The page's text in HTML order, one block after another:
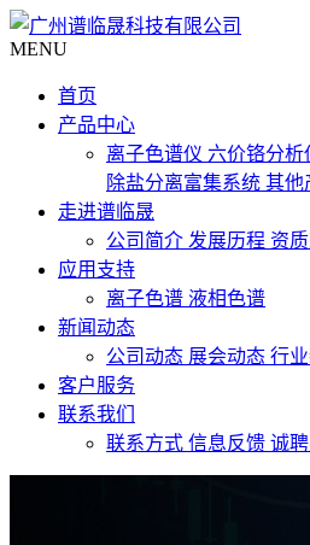
MENU
首页
产品中心
离子色谱仪 六价铬分析
除盐分离富集系统 其他
走进谱临晟
公司简介 发展历程 资
应用支持
离子色谱 液相色谱
新闻动态
公司动态 展会动态 行
客户服务
联系我们
联系方式 信息反馈 诚